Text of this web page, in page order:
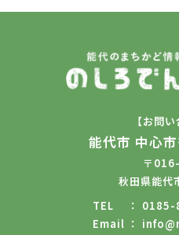
【お問い
能代市 中心
〒
秋田県能代
TEL
Email